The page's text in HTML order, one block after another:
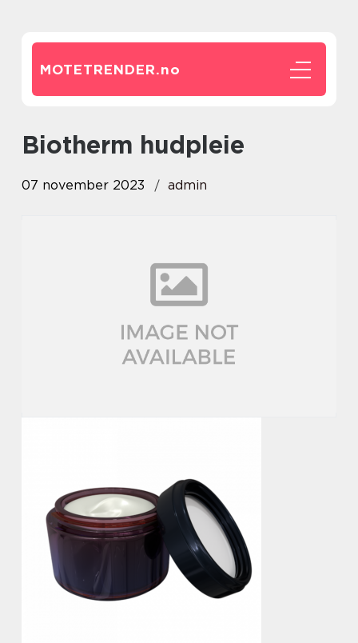
MOTETRENDER.no
biotherm hudpleie
07 november 2023 admin